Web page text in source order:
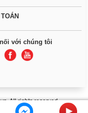
với chúng tôi
All rights reserved.